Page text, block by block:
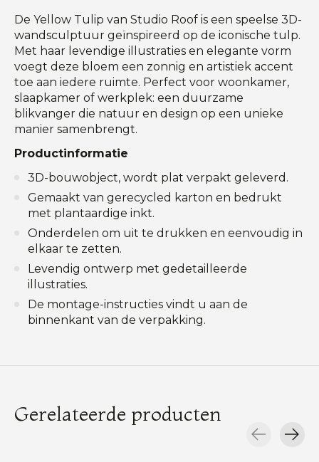
De Yellow Tulip van Studio Roof is een speelse 3D-
wandsculptuur geïnspireerd op de iconische tulp.
Met haar levendige illustraties en elegante vorm
voegt deze bloem een zonnig en artistiek accent
toe aan iedere ruimte. Perfect voor woonkamer,
slaapkamer of werkplek: een duurzame
blikvanger die natuur en design op een unieke
manier samenbrengt.
Productinformatie
3D-bouwobject, wordt plat verpakt geleverd.
Gemaakt van gerecycled karton en bedrukt
met plantaardige inkt.
Onderdelen om uit te drukken en eenvoudig in
elkaar te zetten.
Levendig ontwerp met gedetailleerde
illustraties.
De montage-instructies vindt u aan de
binnenkant van de verpakking.
Gerelateerde producten